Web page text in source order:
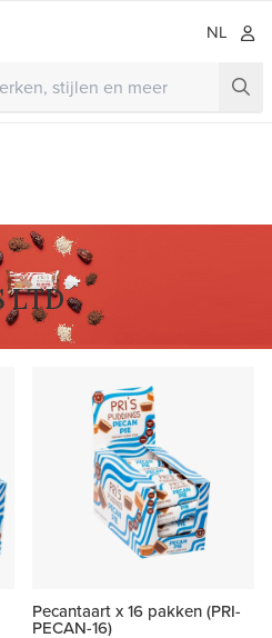
NL
LTD
Pecantaart x 16 pakken (PRI-
PECAN-16)